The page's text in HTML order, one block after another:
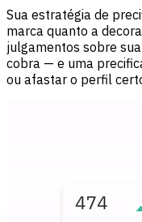
Sua estratégia de
marca quanto a
julgamentos sobre
cobra — e uma
ou afastar o perfil